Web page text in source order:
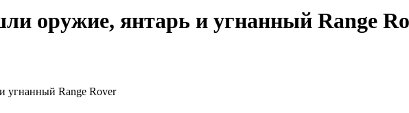
оружие, янтарь и угнанный Range